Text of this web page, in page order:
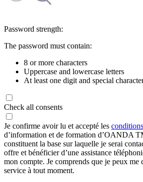
Password strength:
The password must contain:
8 or more characters
Uppercase and lowercase letters
At least one digit and special
Check all consents
Je confirme avoir lu et accepté les
d’information et de formation d’OANDA
constituent la base sur laquelle je serai
offre et bénéficier d’une assistance
mon compte. Je comprends que je peux me
service à tout moment.